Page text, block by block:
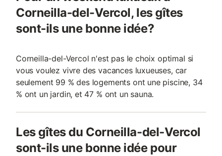
Corneilla-del-Vercol, les gîtes
sont-ils une bonne idée?
Corneilla-del-Vercol n'est pas le choix optimal si
vous voulez vivre des vacances luxueuses, car
seulement 99 % des logements ont une piscine, 34
% ont un jardin, et 47 % ont un sauna.
Les gîtes du Corneilla-del-Vercol
sont-ils une bonne idée pour